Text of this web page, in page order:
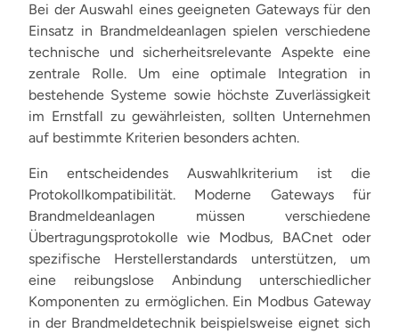
Bei der Auswahl eines geeigneten Gateways für den
Einsatz in Brandmeldeanlagen spielen verschiedene
technische und sicherheitsrelevante Aspekte eine
zentrale Rolle. Um eine optimale Integration in
bestehende Systeme sowie höchste Zuverlässigkeit
im Ernstfall zu gewährleisten, sollten Unternehmen
auf bestimmte Kriterien besonders achten.
Ein entscheidendes Auswahlkriterium ist die
Protokollkompatibilität. Moderne Gateways für
Brandmeldeanlagen müssen verschiedene
Übertragungsprotokolle wie Modbus, BACnet oder
spezifische Herstellerstandards unterstützen, um
eine reibungslose Anbindung unterschiedlicher
Komponenten zu ermöglichen. Ein Modbus Gateway
in der Brandmeldetechnik beispielsweise eignet sich